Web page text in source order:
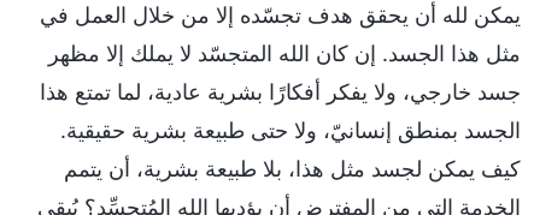
يمكن لله أن يحقق هدف تجسّده إلا من خلال العمل في
مثل هذا الجسد. إن كان الله المتجسّد لا يملك إلا مظهر
جسد خارجي، ولا يفكر أفكارًا بشرية عادية، لما تمتع هذا
الجسد بمنطق إنسانيّ، ولا حتى طبيعة بشرية حقيقية.
كيف يمكن لجسد مثل هذا، بلا طبيعة بشرية، أن يتمم
الخدمة التي من المفترض أن يؤديها الله المُتجسِّد؟ يُبقي